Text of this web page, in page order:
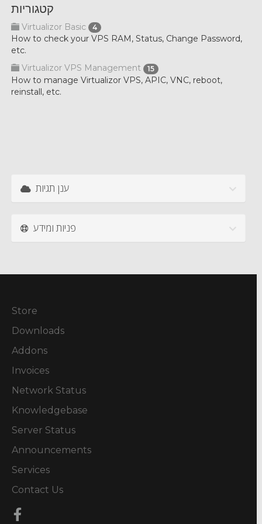
קטגוריות
Virtualizor Basic 4
How to check your VPS RAM, Status, Change Password,
etc.
Virtualizor VPS Management
15
How to manage Virtualizor VPS, APIC, VNC, reboot,
reinstall, etc.
ענן תגיות
פניות ומידע
Store
Downloads
Addons
Invoices
Network Status
Knowledgebase
Server Status
Announcements
Services
Contact Us